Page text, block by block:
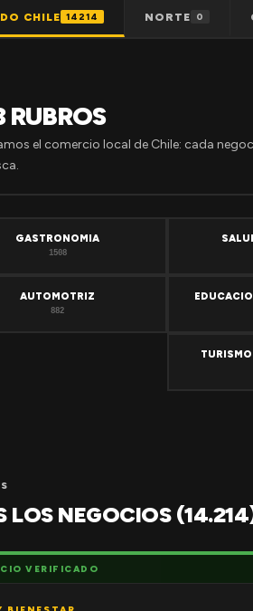
CHILE 14214 NORTE 0
RUBROS
el comercio local de Chile: cada
GASTRONOMIA
1508
AUTOMOTRIZ
882
LOS NEGOCIOS
VERIFICADO